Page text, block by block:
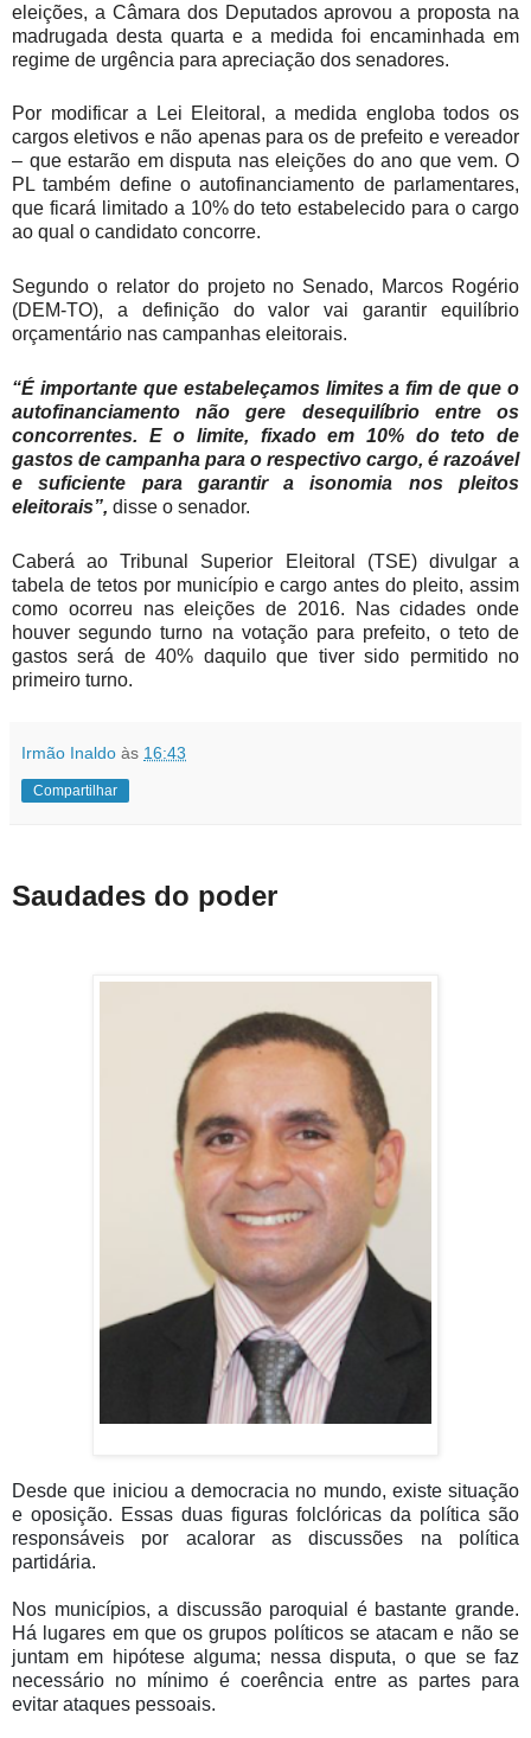
eleições, a Câmara dos Deputados aprovou a proposta na
madrugada desta quarta e a medida foi encaminhada em
regime de urgência para apreciação dos senadores.
Por modificar a Lei Eleitoral, a medida engloba todos os
cargos eletivos e não apenas para os de prefeito e vereador
– que estarão em disputa nas eleições do ano que vem. O
PL também define o autofinanciamento de parlamentares,
que ficará limitado a 10% do teto estabelecido para o cargo
ao qual o candidato concorre.
Segundo o relator do projeto no Senado, Marcos Rogério
(DEM-TO), a definição do valor vai garantir equilíbrio
orçamentário nas campanhas eleitorais.
“É importante que estabeleçamos limites a fim de que o
autofinanciamento não gere desequilíbrio entre os
concorrentes. E o limite, fixado em 10% do teto de
gastos de campanha para o respectivo cargo, é razoável
e suficiente para garantir a isonomia nos pleitos
eleitorais”, disse o senador.
Caberá ao Tribunal Superior Eleitoral (TSE) divulgar a
tabela de tetos por município e cargo antes do pleito, assim
como ocorreu nas eleições de 2016. Nas cidades onde
houver segundo turno na votação para prefeito, o teto de
gastos será de 40% daquilo que tiver sido permitido no
primeiro turno.
Irmão Inaldo às 16:43
Compartilhar
Saudades do poder
Desde que iniciou a democracia no mundo, existe situação
e oposição. Essas duas figuras folclóricas da política são
responsáveis por acalorar as discussões na política
partidária.
Nos municípios, a discussão paroquial é bastante grande.
Há lugares em que os grupos políticos se atacam e não se
juntam em hipótese alguma; nessa disputa, o que se faz
necessário no mínimo é coerência entre as partes para
evitar ataques pessoais.